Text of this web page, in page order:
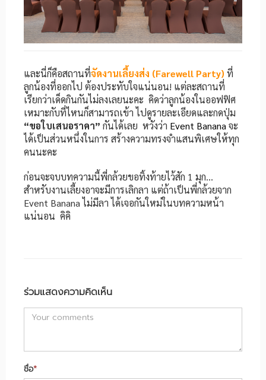
และนี่ก็คือสถานที่จัดงานเลี้ยงส่ง (Farewell Party) ที่
ลูกน้องที่ออกไป ต้องประทับใจแน่นอน! แต่ละสถานที่
เรียกว่าเด็ดกินกันไม่ลงเลยนะคะ คิดว่าลูกน้องในออฟฟิศ
เหมาะกับที่ไหนก็สามารถเข้า ไปดูรายละเอียดและกดปุ่ม
“ขอใบเสนอราคา” กันได้เลย หวังว่า Event Banana จะ
ได้เป็นส่วนหนึ่งในการ สร้างความทรงจำแสนพิเศษให้ทุก
คนนะคะ
ก่อนจะจบบทความนี้พี่กล้วยขอทิ้งท้ายไว้สัก 1 มุก…
สำหรับงานเลี้ยงอาจะมีการเลิกลา แต่ถ้าเป็นพี่กล้วยจาก
Event Banana ไม่มีลา ได้เจอกันใหม่ในบทความหน้า
แน่นอน คิคิ
ร่วมแสดงความคิดเห็น
ชื่อ*